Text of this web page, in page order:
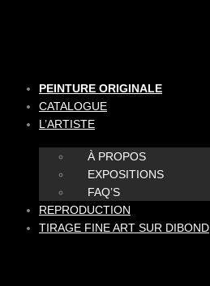
PEINTURE ORIGINALE
CATALOGUE
L’ARTISTE
À PROPOS
EXPOSITIONS
FAQ’S
REPRODUCTION
TIRAGE FINE ART SUR DIBOND